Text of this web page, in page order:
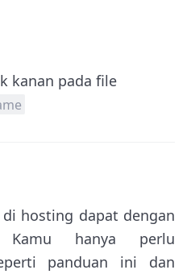
kanan pada file
hosting dapat dengan
Kamu hanya perlu
panduan ini dan